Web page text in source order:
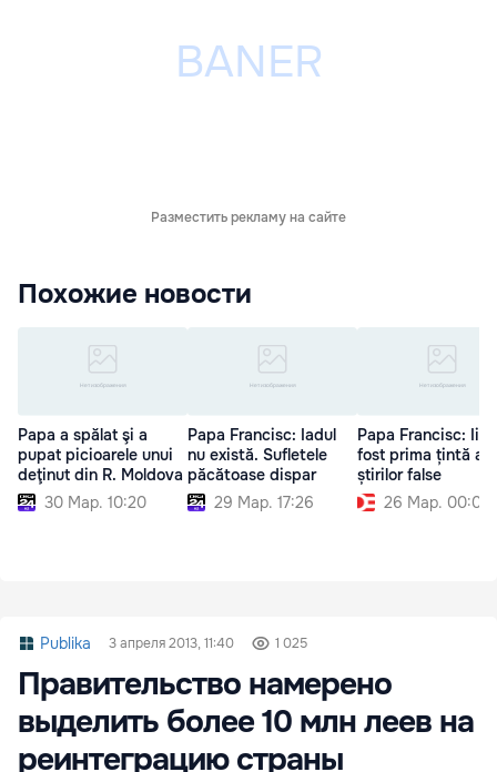
Разместить рекламу на сайте
Похожие новости
Papa a spălat şi a
pupat picioarele unui
deţinut din R. Moldova
30 Мар. 10:20
Papa Francisc: Iadul
nu există. Sufletele
păcătoase dispar
29 Мар. 17:26
Papa Francisc:
fost prima țintă a
știrilor false
26 Мар. 00:00
Publika 3 апреля 2013, 11:40 1 025
Правительство намерено
выделить более 10 млн леев на
реинтеграцию страны